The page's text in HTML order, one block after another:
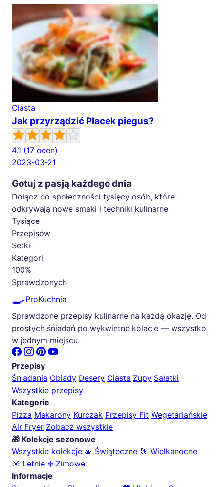
Ciasta
Jak przyrządzić Placek piegus?
4.1 (17 ocen)
2023-03-21
Gotuj z pasją każdego dnia
Dołącz do społeczności tysięcy osób, które
odkrywają nowe smaki i techniki kulinarne
Tysiące
Przepisów
Setki
Kategorii
100%
Sprawdzonych
🍳ProKuchnia
Sprawdzone przepisy kulinarne na każdą okazję. Od
prostych śniadań po wykwintne kolacje — wszystko
w jednym miejscu.
Przepisy
Śniadania Obiady Desery Ciasta Zupy Sałatki
Wszystkie przepisy
Kategorie
Pizza Makarony Kurczak Przepisy Fit Wegetariańskie
Air Fryer Zobacz wszystkie
🎁 Kolekcje sezonowe
Wszystkie kolekcje 🎄 Świąteczne 🐰 Wielkanocne
☀️ Letnie ❄️ Zimowe
Informacje